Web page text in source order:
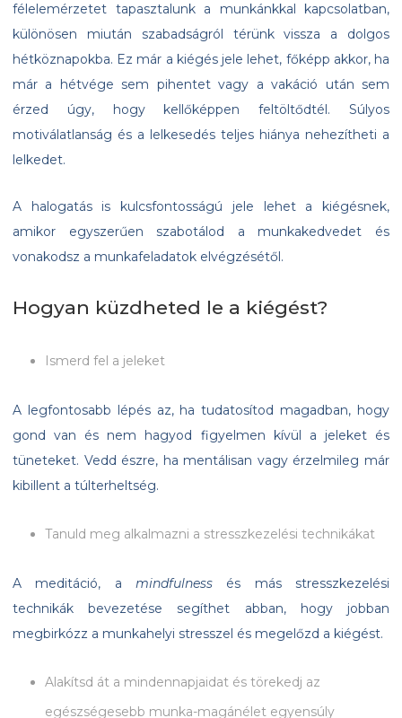
félelemérzetet tapasztalunk a munkánkkal kapcsolatban,
különösen miután szabadságról térünk vissza a dolgos
hétköznapokba. Ez már a kiégés jele lehet, főképp akkor, ha
már a hétvége sem pihentet vagy a vakáció után sem
érzed úgy, hogy kellőképpen feltöltődtél. Súlyos
motiválatlanság és a lelkesedés teljes hiánya nehezítheti a
lelkedet.
A halogatás is kulcsfontosságú jele lehet a kiégésnek,
amikor egyszerűen szabotálod a munkakedvedet és
vonakodsz a munkafeladatok elvégzésétől.
Hogyan küzdheted le a kiégést?
Ismerd fel a jeleket
A legfontosabb lépés az, ha tudatosítod magadban, hogy
gond van és nem hagyod figyelmen kívül a jeleket és
tüneteket. Vedd észre, ha mentálisan vagy érzelmileg már
kibillent a túlterheltség.
Tanuld meg alkalmazni a stresszkezelési technikákat
A meditáció, a mindfulness és más stresszkezelési
technikák bevezetése segíthet abban, hogy jobban
megbirkózz a munkahelyi stresszel és megelőzd a kiégést.
Alakítsd át a mindennapjaidat és törekedj az
egészségesebb munka-magánélet egyensúly